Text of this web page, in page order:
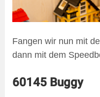
Fangen wir nun mit
dann mit dem
60145 Buggy